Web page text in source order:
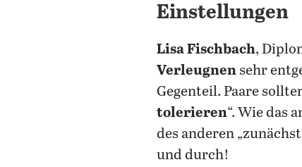
Einstellungen
Lisa Fischbach,
Verleugnen sehr
Gegenteil. Paare
tolerieren“. Wie das
des anderen
und durch!